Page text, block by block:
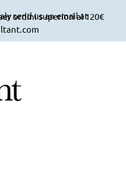
ordini superiori ai 120€
send us an email at